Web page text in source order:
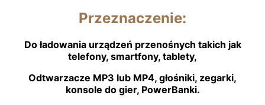
Przeznaczenie:
Do ładowania urządzeń przenośnych takich jak
telefony, smartfony, tablety,
Odtwarzacze MP3 lub MP4, głośniki, zegarki,
konsole do gier, PowerBanki.